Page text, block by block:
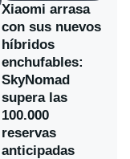
Xiaomi arrasa
con sus nuevos
híbridos
enchufables:
SkyNomad
supera las
100.000
reservas
anticipadas